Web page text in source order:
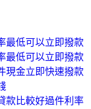
最低可以立即撥款
最低可以立即撥款
現金立即快速撥款
款比較好過件利率